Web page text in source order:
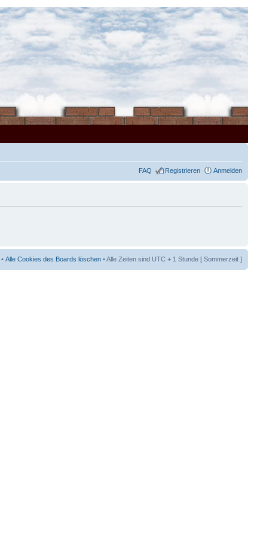
FAQ Registrieren Anmelden
• Alle Cookies des Boards löschen • Alle Zeiten sind UTC + 1 Stunde [ Sommerzeit ]